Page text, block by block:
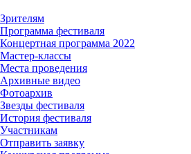
Зрителям
Программа фестиваля
Концертная программа 2022
Мастер-классы
Места проведения
Архивные видео
Фотоархив
Звезды фестиваля
История фестиваля
Участникам
Отправить заявку